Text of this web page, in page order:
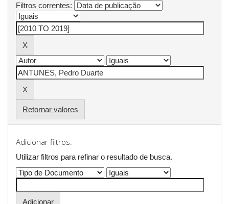
Filtros correntes:
Retornar valores
Adicionar filtros:
Utilizar filtros para refinar o resultado de busca.